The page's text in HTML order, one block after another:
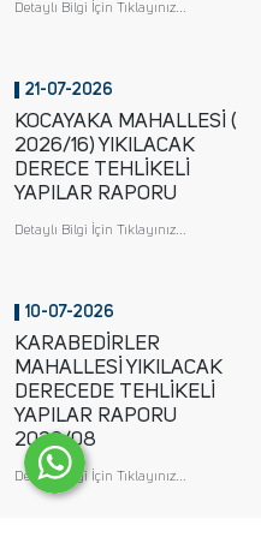
Detaylı Bilgi İçin Tıklayınız...
21-07-2026
KOCAYAKA MAHALLESİ (
2026/16) YIKILACAK
DERECE TEHLİKELİ
YAPILAR RAPORU
Detaylı Bilgi İçin Tıklayınız...
10-07-2026
KARABEDİRLER
MAHALLESİ YIKILACAK
DERECEDE TEHLİKELİ
YAPILAR RAPORU
2026/08
Detaylı Bilgi İçin Tıklayınız...